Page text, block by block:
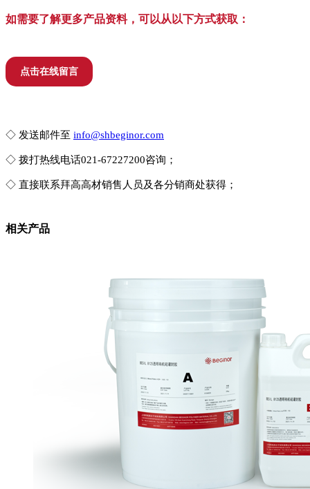
如需要了解更多产品资料，可以从以下方式获取：
点击在线留言
◇ 发送邮件至 info@shbeginor.com
◇ 拨打热线电话021-67227200咨询；
◇ 直接联系拜高高材销售人员及各分销商处获得；
相关产品